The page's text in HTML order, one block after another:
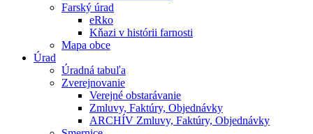
Farský úrad
eRko
Kňazi v histórii farnosti
Mapa obce
Úrad
Úradná tabuľa
Zverejnovanie
Verejné obstarávanie
Zmluvy, Faktúry, Objednávky
ARCHÍV Zmluvy, Faktúry, Objednávky